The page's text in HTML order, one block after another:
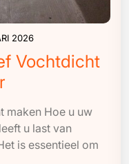
2026
Vochtdicht
maken Hoe u uw
u last van
is essentieel om